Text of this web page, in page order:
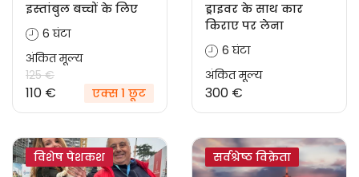
इस्तांबुल बच्चों के लिए
6 घंटा
अंकित मूल्य
125 €
110 € एक्स 1 छूट
ड्राइवर के साथ कार
किराए पर लेना
6 घंटा
अंकित मूल्य
300 €
विशेष पेशकश सर्वश्रेष्ठ विक्रेता